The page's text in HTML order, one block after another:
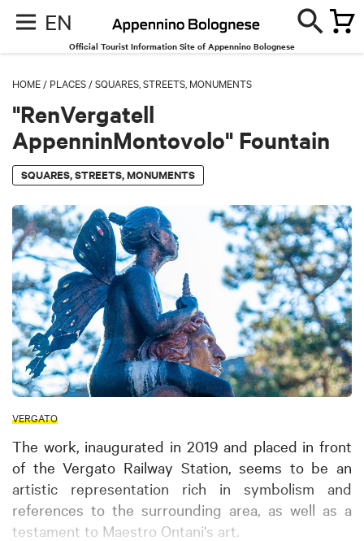
EN
Official Tourist Information Site of Appennino Bolognese
HOME / PLACES /SQUARES, STREETS, MONUMENTS
"RenVergatell
AppenninMontovolo" Fountain
SQUARES, STREETS, MONUMENTS
VERGATO
The work, inaugurated in 2019 and placed in front
of the Vergato Railway Station, seems to be an
artistic representation rich in symbolism and
references to the surrounding area, as well as a
testament to Maestro Ontani's art.